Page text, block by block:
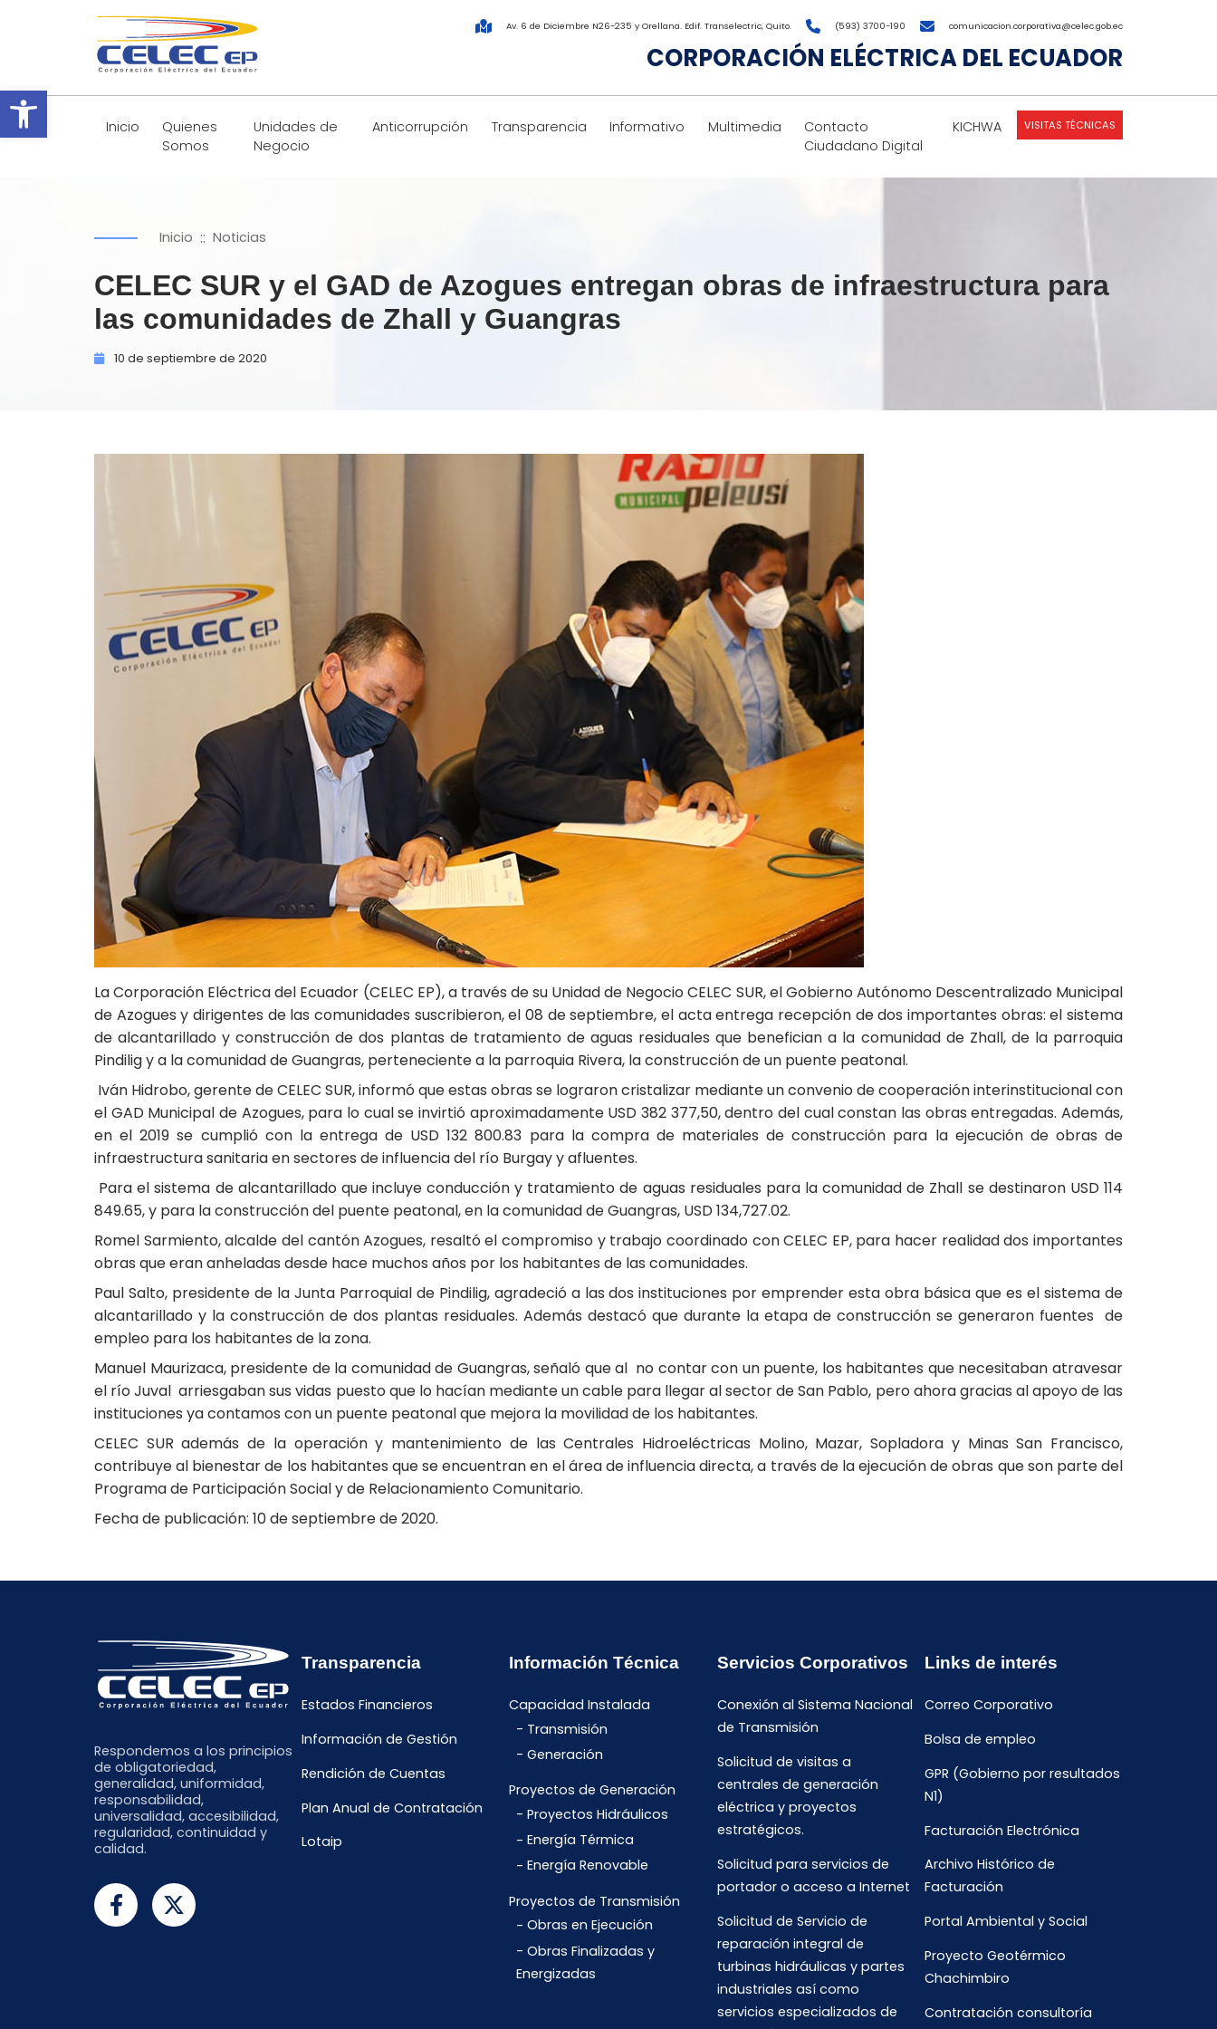
Abrir barra de herramientas
Av. 6 de Diciembre N26-235 y Orellana. Edif. Transelectric, Quito. (593) 3700-190 comunicacion.corporativa@celec.gob.ec
CORPORACIÓN ELÉCTRICA DEL ECUADOR
Inicio
Quienes
Somos
Unidades de
Negocio
Anticorrupción Transparencia Informativo Multimedia
Contacto
Ciudadano Digital
KICHWA VISITAS TÉCNICAS
Inicio :: Noticias
CELEC SUR y el GAD de Azogues entregan obras de infraestructura para
las comunidades de Zhall y Guangras
10 de septiembre de 2020
La Corporación Eléctrica del Ecuador (CELEC EP), a través de su Unidad de Negocio CELEC SUR, el Gobierno Autónomo Descentralizado Municipal
de Azogues y dirigentes de las comunidades suscribieron, el 08 de septiembre, el acta entrega recepción de dos importantes obras: el sistema
de alcantarillado y construcción de dos plantas de tratamiento de aguas residuales que benefician a la comunidad de Zhall, de la parroquia
Pindilig y a la comunidad de Guangras, perteneciente a la parroquia Rivera, la construcción de un puente peatonal.
Iván Hidrobo, gerente de CELEC SUR, informó que estas obras se lograron cristalizar mediante un convenio de cooperación interinstitucional con
el GAD Municipal de Azogues, para lo cual se invirtió aproximadamente USD 382 377,50, dentro del cual constan las obras entregadas. Además,
en el 2019 se cumplió con la entrega de USD 132 800.83 para la compra de materiales de construcción para la ejecución de obras de
infraestructura sanitaria en sectores de influencia del río Burgay y afluentes.
Para el sistema de alcantarillado que incluye conducción y tratamiento de aguas residuales para la comunidad de Zhall se destinaron USD 114
849.65, y para la construcción del puente peatonal, en la comunidad de Guangras, USD 134,727.02.
Romel Sarmiento, alcalde del cantón Azogues, resaltó el compromiso y trabajo coordinado con CELEC EP, para hacer realidad dos importantes
obras que eran anheladas desde hace muchos años por los habitantes de las comunidades.
Paul Salto, presidente de la Junta Parroquial de Pindilig, agradeció a las dos instituciones por emprender esta obra básica que es el sistema de
alcantarillado y la construcción de dos plantas residuales. Además destacó que durante la etapa de construcción se generaron fuentes de
empleo para los habitantes de la zona.
Manuel Maurizaca, presidente de la comunidad de Guangras, señaló que al no contar con un puente, los habitantes que necesitaban atravesar
el río Juval arriesgaban sus vidas puesto que lo hacían mediante un cable para llegar al sector de San Pablo, pero ahora gracias al apoyo de las
instituciones ya contamos con un puente peatonal que mejora la movilidad de los habitantes.
CELEC SUR además de la operación y mantenimiento de las Centrales Hidroeléctricas Molino, Mazar, Sopladora y Minas San Francisco,
contribuye al bienestar de los habitantes que se encuentran en el área de influencia directa, a través de la ejecución de obras que son parte del
Programa de Participación Social y de Relacionamiento Comunitario.
Fecha de publicación: 10 de septiembre de 2020.
Respondemos a los principios
de obligatoriedad,
generalidad, uniformidad,
responsabilidad,
universalidad, accesibilidad,
regularidad, continuidad y
calidad.
Transparencia
Estados Financieros
Información de Gestión
Rendición de Cuentas
Plan Anual de Contratación
Lotaip
Información Técnica
Capacidad Instalada
Transmisión
Generación
Proyectos de Generación
Proyectos Hidráulicos
Energía Térmica
Energía Renovable
Proyectos de Transmisión
Obras en Ejecución
Obras Finalizadas y
Energizadas
Servicios Corporativos
Conexión al Sistema Nacional
de Transmisión
Solicitud de visitas a
centrales de generación
eléctrica y proyectos
estratégicos.
Solicitud para servicios de
portador o acceso a Internet
Solicitud de Servicio de
reparación integral de
turbinas hidráulicas y partes
industriales así como
servicios especializados de
Links de interés
Correo Corporativo
Bolsa de empleo
GPR (Gobierno por resultados
N1)
Facturación Electrónica
Archivo Histórico de
Facturación
Portal Ambiental y Social
Proyecto Geotérmico
Chachimbiro
Contratación consultoría